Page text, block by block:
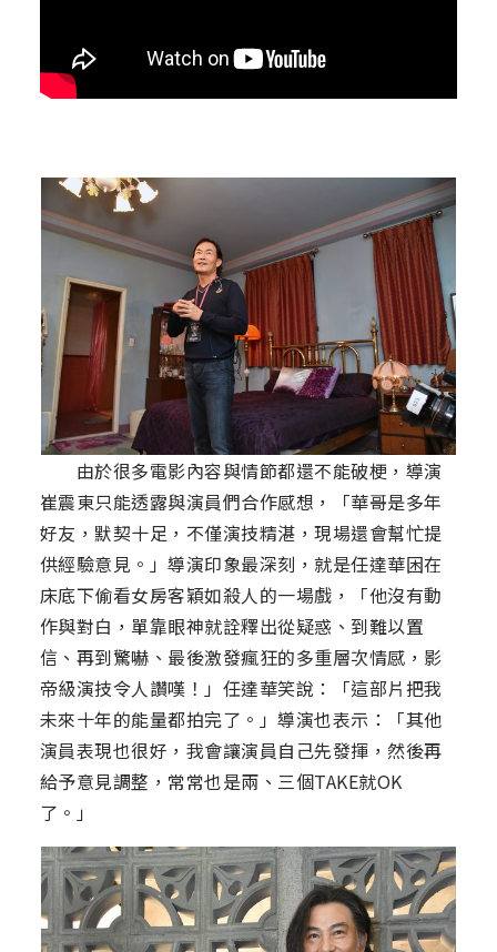
由於很多電影內容與情節都還不能破梗，導演
崔震東只能透露與演員們合作感想，「華哥是多年
好友，默契十足，不僅演技精湛，現場還會幫忙提
供經驗意見。」導演印象最深刻，就是任達華困在
床底下偷看女房客穎如殺人的一場戲，「他沒有動
作與對白，單靠眼神就詮釋出從疑惑、到難以置
信、再到驚嚇、最後激發瘋狂的多重層次情感，影
帝級演技令人讚嘆！」任達華笑說：「這部片把我
未來十年的能量都拍完了。」導演也表示：「其他
演員表現也很好，我會讓演員自己先發揮，然後再
給予意見調整，常常也是兩、三個TAKE就OK
了。」